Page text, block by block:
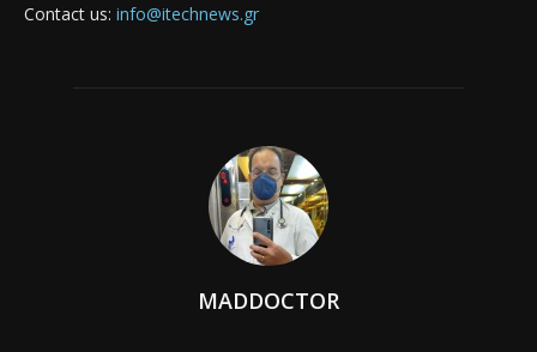
Contact us: info@itechnews.gr
MADDOCTOR